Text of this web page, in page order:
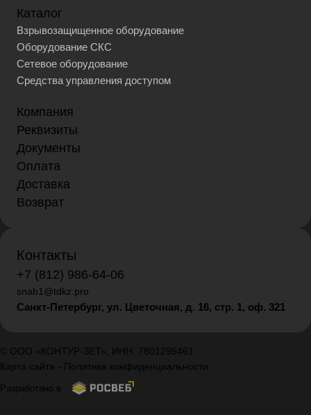
Каталог
Взрывозащищенное оборудование
Оборудование СКС
Сетевое оборудование
Средства управления доступом
Компания
Реквизиты
Документы
Оплата
Доставка
Возврат
Контакты
+7 (812) 986-64-06
snab1@tdkz.pro
Санкт-Петербург, ул. Цветочная, д. 16, стр. 1, оф. 321
© ООО «КОНТУР-ЗЕТ», ИНН: 7801295461
Карта сайта - Политика конфиденциальности
Разработано в